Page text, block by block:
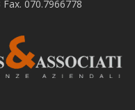
070.7966778